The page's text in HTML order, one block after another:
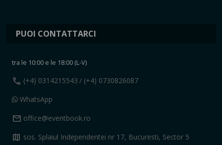
PUOI CONTATTARCI
tra le 10:00 e le 18:00 (L-V)
call (+4) 0314215543 / (+4) 0730826087
WhatsApp
mail office@eventbook.ro
map sos. Splaiul Independentei nr 17, Bucuresti, Sector 5